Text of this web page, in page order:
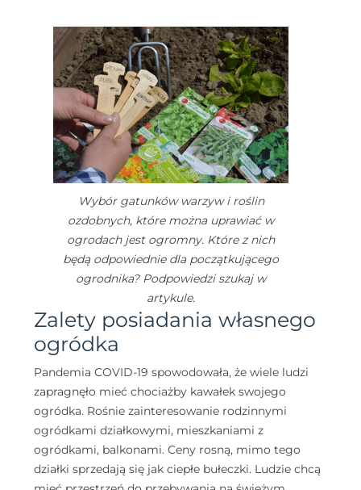
Wybór gatunków warzyw i roślin
ozdobnych, które można uprawiać w
ogrodach jest ogromny. Które z nich
będą odpowiednie dla początkującego
ogrodnika? Podpowiedzi szukaj w
artykule.
Zalety posiadania własnego
ogródka
Pandemia COVID-19 spowodowała, że wiele ludzi
zapragnęło mieć chociażby kawałek swojego
ogródka. Rośnie zainteresowanie rodzinnymi
ogródkami działkowymi, mieszkaniami z
ogródkami, balkonami. Ceny rosną, mimo tego
działki sprzedają się jak ciepłe bułeczki. Ludzie chcą